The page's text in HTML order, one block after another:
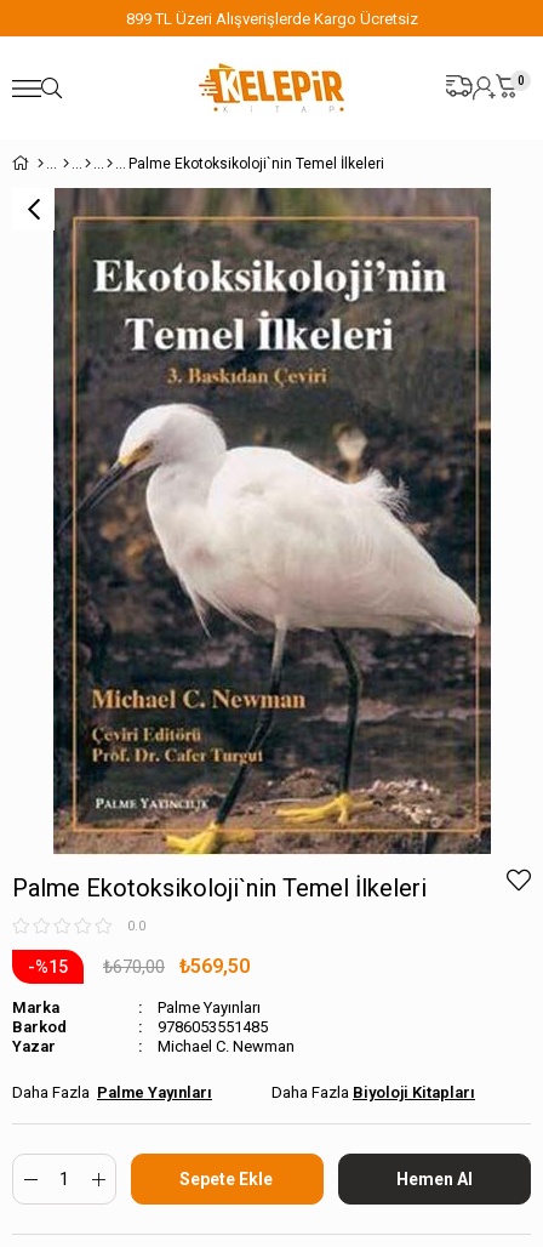
899 TL Üzeri Alışverişlerde Kargo Ücretsiz
0
Palme Ekotoksikoloji`nin Temel İlkeleri
Palme Ekotoksikoloji`nin Temel İlkeleri
0.0
15 ₺670,00 ₺569,50
Marka
Palme Yayınları
Barkod
9786053551485
Michael C. Newman
Palme Yayınları Biyoloji Kitapları